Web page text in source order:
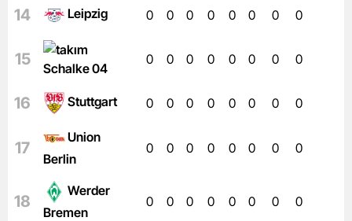
14 Leipzig 0 0 0 0 0 0 0 0
15
Schalke 04
0 0 0 0 0 0 0 0
16 Stuttgart 0 0 0 0 0 0 0 0
17
Union
Berlin
0 0 0 0 0 0 0 0
18
Werder
Bremen
0 0 0 0 0 0 0 0